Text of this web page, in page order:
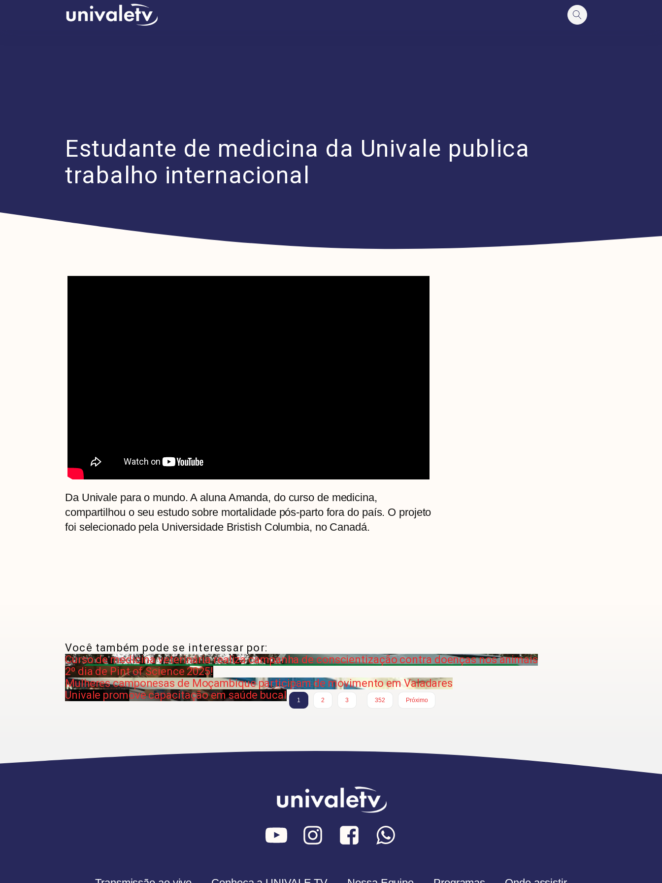
Estudante de medicina da Univale publica
trabalho internacional
Da Univale para o mundo. A aluna Amanda, do curso de medicina,
compartilhou o seu estudo sobre mortalidade pós-parto fora do país. O projeto
foi selecionado pela Universidade Bristish Columbia, no Canadá.
Você também pode se interessar por:
Curso de medicina veterinária realiza campanha de conscientização contra doenças nos animais
2º dia de Pint of Science 2025!
Mulheres camponesas de Moçambique participam de movimento em Valadares
Univale promove capacitação em saúde bucal
1 2 3
352
Próximo